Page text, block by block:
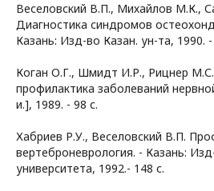
Веселовский В.П., Михайлов М.К.,
Диагностика синдромов
Казань: Изд-во Казан. ун-та, 1990. -
Коган О.Г., Шмидт И.Р., Рицнер М.С.
профилактика заболеваний
и.], 1989. - 98 с.
Хабриев Р.У., Веселовский В.П.
вертеброневрология. - Казань:
университета, 1992.- 148 с.